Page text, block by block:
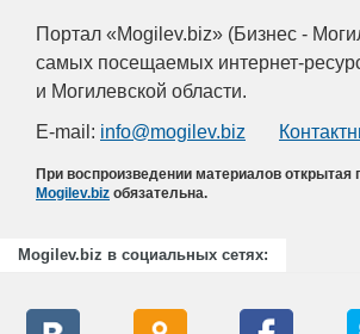
Портал «Mogilev.biz» (Бизнес -
самых посещаемых интернет-
и Могилевской области.
E-mail: info@mogilev.biz
При воспроизведении материалов открытая
Mogilev.biz обязательна.
Mogilev.biz в социальных сетях: